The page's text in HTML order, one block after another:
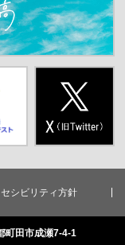
テ
イ
き
（別ウインド
ウが開きま
す）
シビリティ方針
町田市成瀬7-4-1